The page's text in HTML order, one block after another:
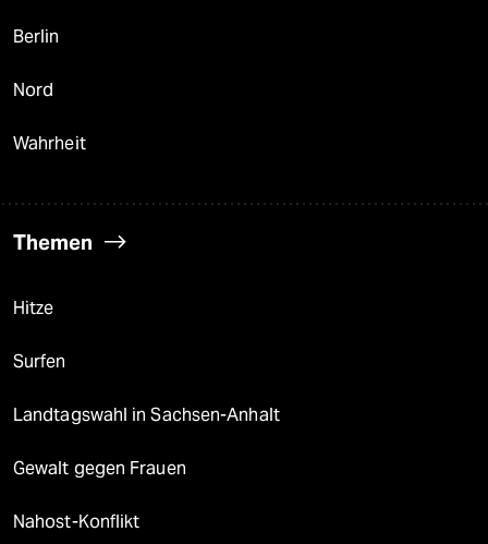
Berlin
Nord
Wahrheit
Themen
Hitze
Surfen
Landtagswahl in Sachsen-Anhalt
Gewalt gegen Frauen
Nahost-Konflikt